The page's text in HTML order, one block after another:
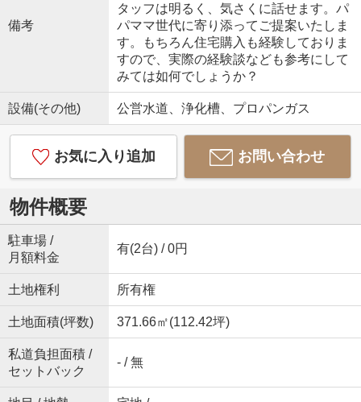
備考
タッフは明るく、気さくに話せます。パ
パママ世代に寄り添ってご提案いたしま
す。もちろん住宅購入も経験しておりま
すので、実際の経験談なども参考にして
みては如何でしょうか？
設備(その他) 公営水道、浄化槽、プロパンガス
お気に入り追加 お問い合わせ
物件概要
駐車場 /
月額料金
有(2台) / 0円
土地権利 所有権
土地面積(坪数) 371.66㎡(112.42坪)
私道負担面積 /
セットバック
- / 無